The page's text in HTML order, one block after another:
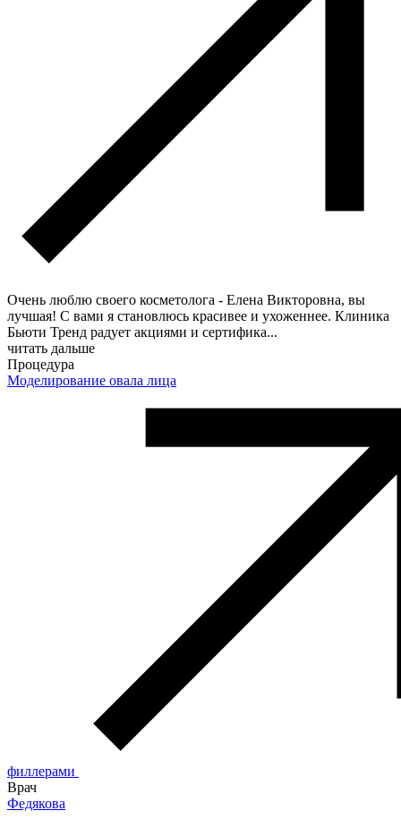
Очень люблю своего косметолога - Елена Викторовна, вы
лучшая! С вами я становлюсь красивее и ухоженнее. Клиника
Бьюти Тренд радует акциями и сертифика...
читать дальше
Процедура
Моделирование овала лица
филлерами
Врач
Федякова